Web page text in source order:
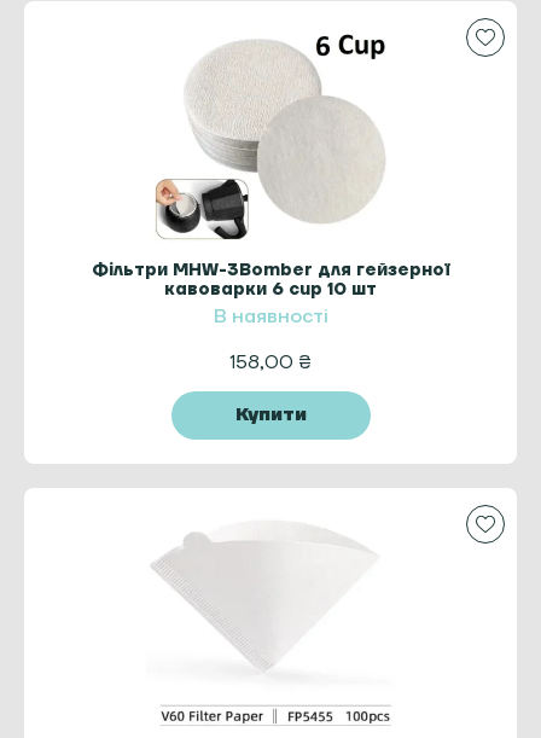
Фільтри MHW-3Bomber для гейзерної
кавоварки 6 cup 10 шт
В наявності
158,00 ₴
Купити